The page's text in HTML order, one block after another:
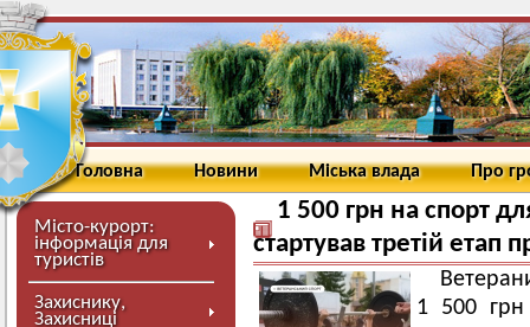
Головна Новини Міська влада Про
Місто-курорт:
інформація для
туристів
Захиснику,
Захисниці
1 500 грн на спорт
стартував третій етап
1 500 грн